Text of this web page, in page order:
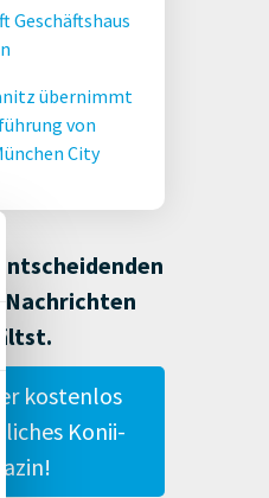
Geschäftshaus
übernimmt
von
City
kostenlos
Konii-